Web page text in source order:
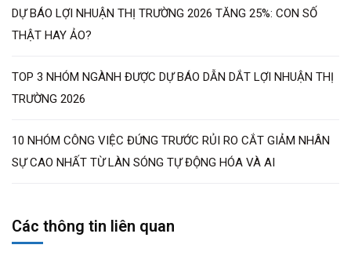
DỰ BÁO LỢI NHUẬN THỊ TRƯỜNG 2026 TĂNG 25%: CON SỐ
THẬT HAY ẢO?
TOP 3 NHÓM NGÀNH ĐƯỢC DỰ BÁO DẪN DẮT LỢI NHUẬN THỊ
TRƯỜNG 2026
10 NHÓM CÔNG VIỆC ĐỨNG TRƯỚC RỦI RO CẮT GIẢM NHÂN
SỰ CAO NHẤT TỪ LÀN SÓNG TỰ ĐỘNG HÓA VÀ AI
Các thông tin liên quan